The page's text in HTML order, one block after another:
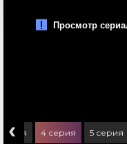
‹ 4 серия 5 серия